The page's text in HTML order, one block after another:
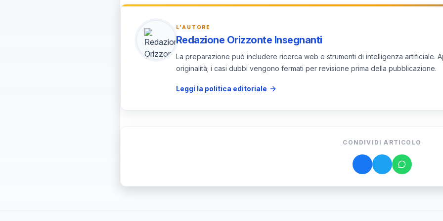
L'AUTORE
Redazione Orizzonte Insegnanti
La preparazione può includere ricerca web e strumenti di intelligenza artificiale.
originalità; i casi dubbi vengono fermati per revisione prima della pubblicazione.
Leggi la politica editoriale
CONDIVIDI ARTICOLO